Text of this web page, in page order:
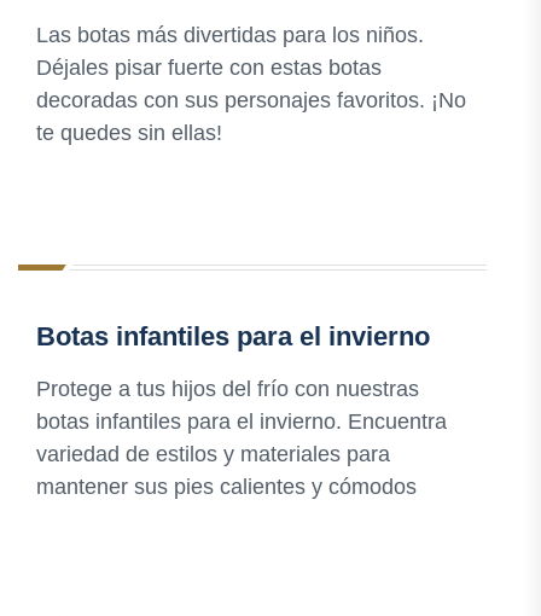
Las botas más divertidas para los niños.
Déjales pisar fuerte con estas botas
decoradas con sus personajes favoritos. ¡No
te quedes sin ellas!
Botas infantiles para el invierno
Protege a tus hijos del frío con nuestras
botas infantiles para el invierno. Encuentra
variedad de estilos y materiales para
mantener sus pies calientes y cómodos